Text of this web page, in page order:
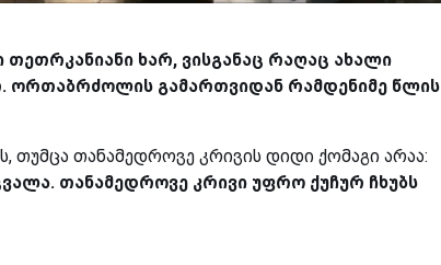
ხარ, ვისგანაც რაღაც ახალი
ორთაბრძოლის გამართვიდან რამდენიმე წლის
თუმცა თანამედროვე კრივის დიდი ქომაგი არაა:
თანამედროვე კრივი უფრო ქუჩურ ჩხუბს